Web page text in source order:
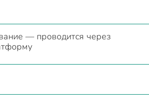
— проводится через